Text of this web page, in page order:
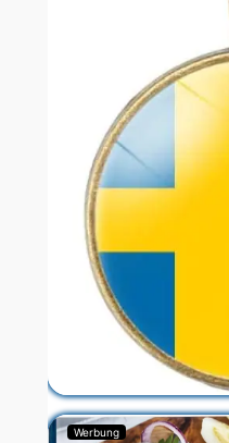
Werbung